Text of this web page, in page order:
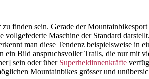
finden sein. Gerade der
Maschine der Standard
man diese Tendenz beispielsweise in
Bild anspruchsvoller Trails, die nur mit
sein oder über Superheldinnenkräfte
Mountainbikes grösser und